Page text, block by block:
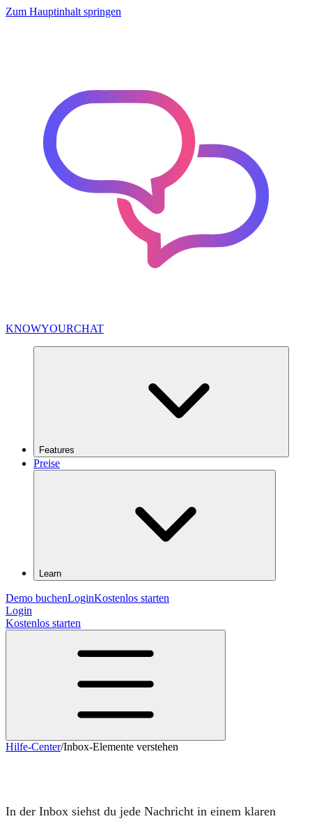
Zum Hauptinhalt springen
KNOWYOURCHAT
Features
Preise
Learn
Demo buchenLoginKostenlos starten
Login
Kostenlos starten
Hilfe-Center/Inbox-Elemente verstehen
In der Inbox siehst du jede Nachricht in einem klaren